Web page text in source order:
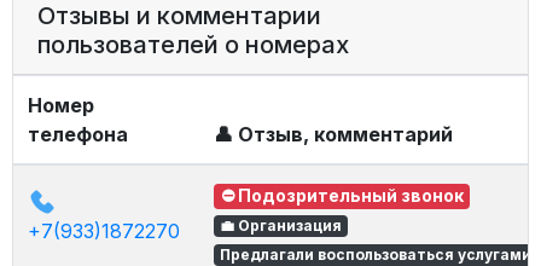
Отзывы и комментарии
пользователей о номерах
Номер
телефона
👤 Отзыв, комментарий
+7(933)1872270
⛔ Подозрительный звонок
💼 Организация
Предлагали воспользоваться услугами